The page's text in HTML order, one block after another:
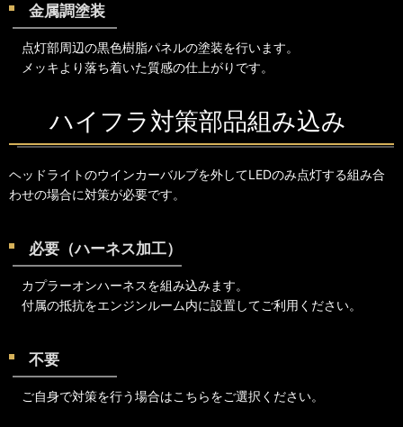
金属調塗装
点灯部周辺の黒色樹脂パネルの塗装を行います。
メッキより落ち着いた質感の仕上がりです。
ハイフラ対策部品組み込み
ヘッドライトのウインカーバルブを外してLEDのみ点灯する組み合
わせの場合に対策が必要です。
必要（ハーネス加工）
カプラーオンハーネスを組み込みます。
付属の抵抗をエンジンルーム内に設置してご利用ください。
不要
ご自身で対策を行う場合はこちらをご選択ください。